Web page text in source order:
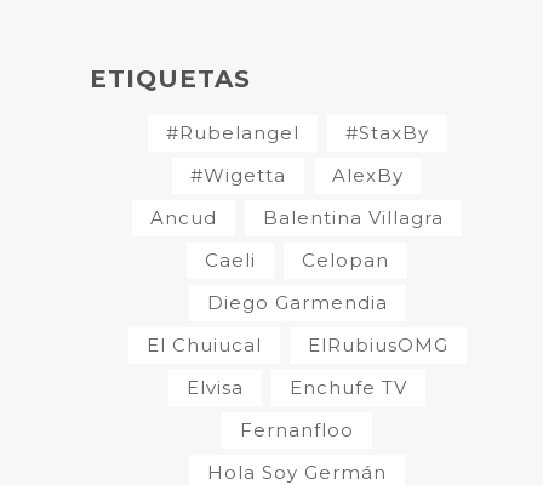
ETIQUETAS
#Rubelangel
#StaxBy
#Wigetta
AlexBy
Ancud
Balentina Villagra
Caeli
Celopan
Diego Garmendia
El Chuiucal
ElRubiusOMG
Elvisa
Enchufe TV
Fernanfloo
Hola Soy Germán